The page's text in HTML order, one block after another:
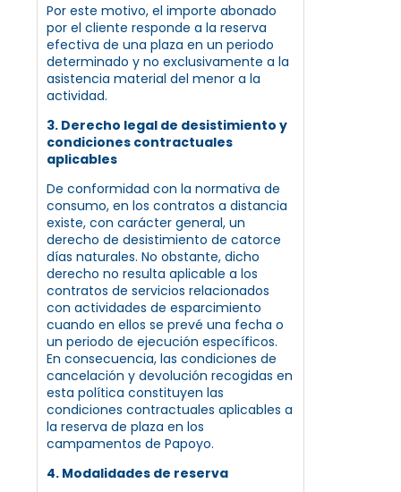
Por este motivo, el importe abonado
por el cliente responde a la reserva
efectiva de una plaza en un periodo
determinado y no exclusivamente a la
asistencia material del menor a la
actividad.
3. Derecho legal de desistimiento y
condiciones contractuales
aplicables
De conformidad con la normativa de
consumo, en los contratos a distancia
existe, con carácter general, un
derecho de desistimiento de catorce
días naturales. No obstante, dicho
derecho no resulta aplicable a los
contratos de servicios relacionados
con actividades de esparcimiento
cuando en ellos se prevé una fecha o
un periodo de ejecución específicos.
En consecuencia, las condiciones de
cancelación y devolución recogidas en
esta política constituyen las
condiciones contractuales aplicables a
la reserva de plaza en los
campamentos de Papoyo.
4. Modalidades de reserva